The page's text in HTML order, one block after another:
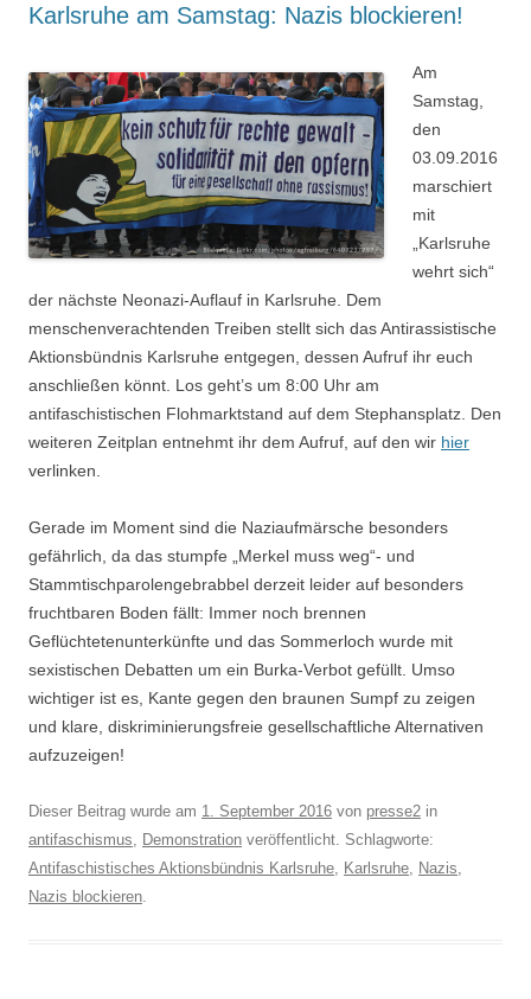
Karlsruhe am Samstag: Nazis blockieren!
Am
Samstag,
den
03.09.2016
marschiert
mit
„Karlsruhe
wehrt sich“
der nächste Neonazi-Auflauf in Karlsruhe. Dem
menschenverachtenden Treiben stellt sich das Antirassistische
Aktionsbündnis Karlsruhe entgegen, dessen Aufruf ihr euch
anschließen könnt. Los geht’s um 8:00 Uhr am
antifaschistischen Flohmarktstand auf dem Stephansplatz. Den
weiteren Zeitplan entnehmt ihr dem Aufruf, auf den wir hier
verlinken.
Gerade im Moment sind die Naziaufmärsche besonders
gefährlich, da das stumpfe „Merkel muss weg“- und
Stammtischparolengebrabbel derzeit leider auf besonders
fruchtbaren Boden fällt: Immer noch brennen
Geflüchtetenunterkünfte und das Sommerloch wurde mit
sexistischen Debatten um ein Burka-Verbot gefüllt. Umso
wichtiger ist es, Kante gegen den braunen Sumpf zu zeigen
und klare, diskriminierungsfreie gesellschaftliche Alternativen
aufzuzeigen!
Dieser Beitrag wurde am 1. September 2016 von presse2 in
antifaschismus
Demonstration veröffentlicht. Schlagworte:
Antifaschistisches Aktionsbündnis Karlsruhe Karlsruhe Nazis
Nazis blockieren